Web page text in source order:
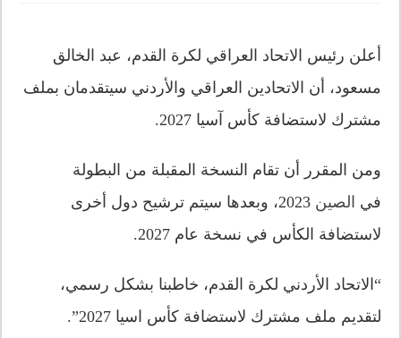
أعلن رئيس الاتحاد العراقي لكرة القدم، عبد الخالق
مسعود، أن الاتحادين العراقي والأردني سيتقدمان بملف
مشترك لاستضافة كأس آسيا 2027.
ومن المقرر أن تقام النسخة المقبلة من البطولة
في الصين
2023، وبعدها سيتم ترشيح دول أخرى
لاستضافة الكأس في نسخة عام 2027.
“الاتحاد الأردني لكرة القدم، خاطبنا بشكل رسمي،
لتقديم ملف مشترك لاستضافة كأس اسيا 2027”.